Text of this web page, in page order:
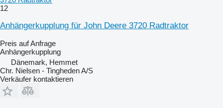
12
Anhängerkupplung für John Deere 3720 Radtraktor
Preis auf Anfrage
Anhängerkupplung
Dänemark, Hemmet
Chr. Nielsen - Tingheden A/S
Verkäufer kontaktieren